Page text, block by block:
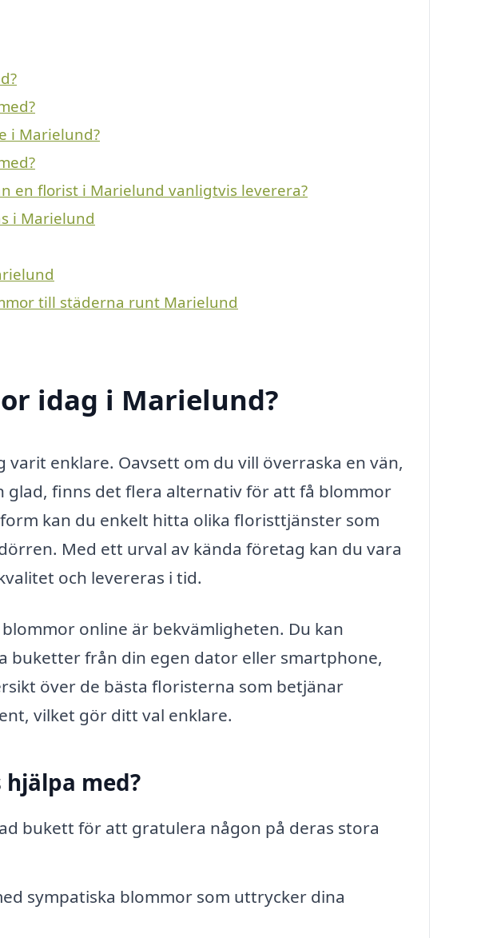
i Marielund?
en florist i Marielund vanligtvis leverera?
i Marielund
till städerna runt Marielund
idag i Marielund?
enklare. Oavsett om du vill överraska en vän,
glad, finns det flera alternativ för att få blommor
kan du enkelt hitta olika floristtjänster som
Med ett urval av kända företag kan du vara
och levereras i tid.
online är bekvämligheten. Du kan
buketter från din egen dator eller smartphone,
över de bästa floristerna som betjänar
vilket gör ditt val enklare.
med?
bukett för att gratulera någon på deras stora
sympatiska blommor som uttrycker dina